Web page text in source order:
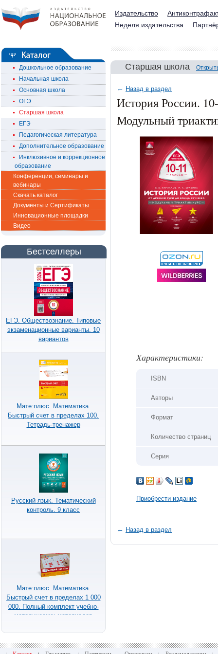
Издательство
Неделя издательства
Дошкольное образование
Начальная школа
Основная школа
ОГЭ
Старшая школа
ЕГЭ
Педагогическая литература
Дополнительное образование
Инклюзивное и коррекционное
образование
Конференции, семинары и
вебинары
Скачать каталог
Документы и Сертификаты
Инновационные площадки
Видео
Бестселлеры
ЕГЭ. Обществознание. Типовые
экзаменационные варианты. 10
вариантов
Мате:плюс. Математика.
Быстрый счет в пределах 100.
Тетрадь-тренажер
Русский язык. Тематический
контроль. 9 класс
Мате:плюс. Математика.
Быстрый счет в пределах 1 000
000. Полный комплект учебно-
методических материалов
Старшая школа
← Назад в раздел
История России.
Модульный
Xарактеристики:
ISBN
Авторы
Формат
Количество страниц
Серия
Приобрести издание
← Назад в раздел